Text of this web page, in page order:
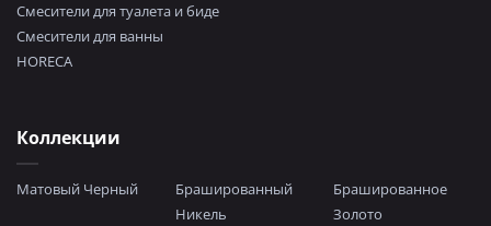
Смесители для туалета и биде
Смесители для ванны
HORECA
Коллекции
Матовый Черный
Брашированный
Никель
Брашированное
Золото